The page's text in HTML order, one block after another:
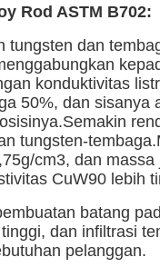
Rod ASTM B702:
dan
konduktivitas
50%, dan sisanya
tungsten-
cm3, dan
CuW90 lebih
batang
dan infiltrasi
pelanggan.